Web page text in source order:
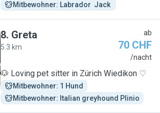
Mitbewohner: Labrador  Jack
8. Greta
5.3 km
ab
70 CHF
/nacht
🐶 Loving pet sitter in Zürich Wiedikon ♡
Mitbewohner: 1 Hund
Mitbewohner: Italian greyhound Plinio